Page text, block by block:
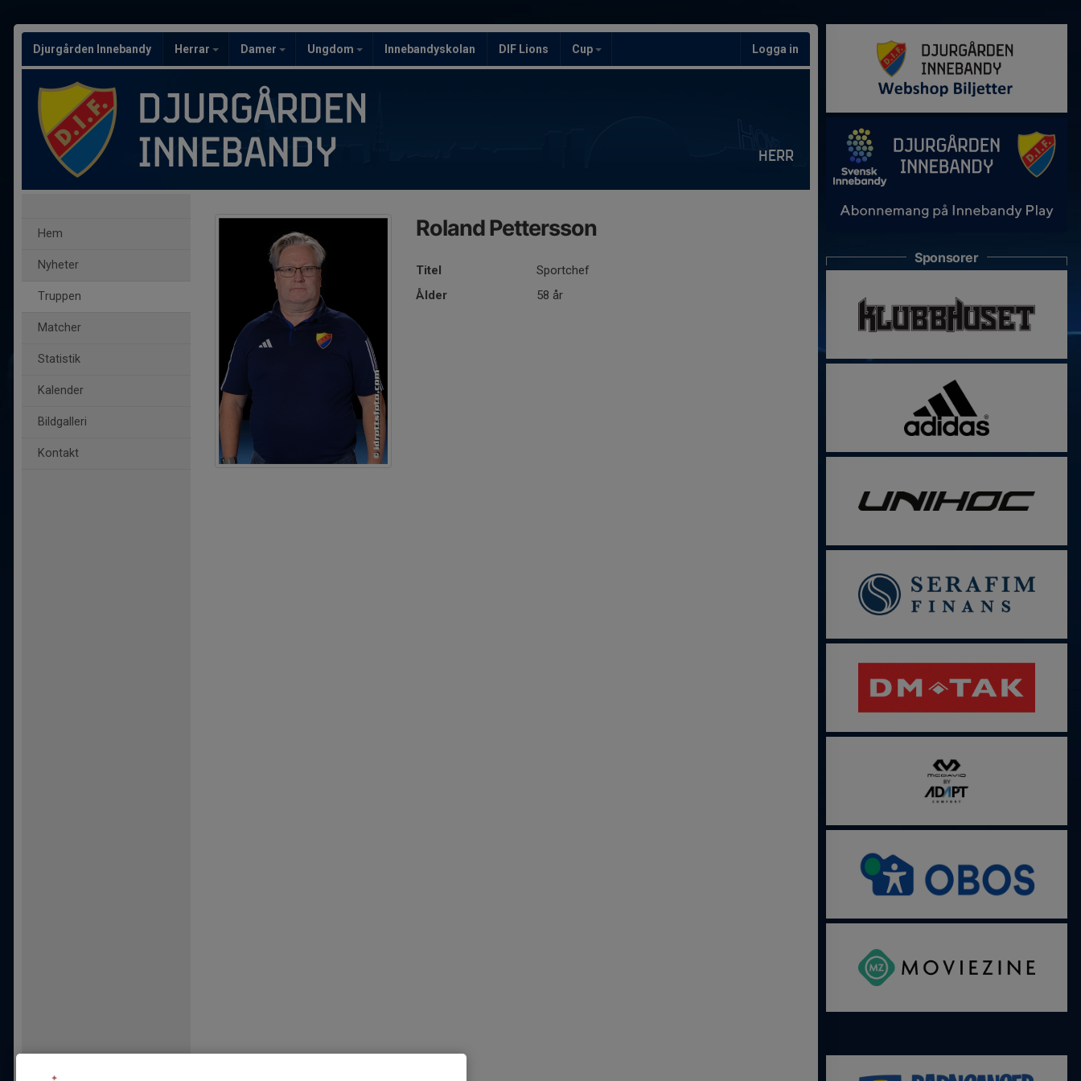
Djurgården Innebandy Herrar Damer Ungdom Innebandyskolan DIF Lions Cup Logga in
Herr
Hem
Nyheter
Truppen
Matcher
Statistik
Kalender
Bildgalleri
Kontakt
Roland Pettersson
Titel
Sportchef
Ålder
58 år
Sponsorer